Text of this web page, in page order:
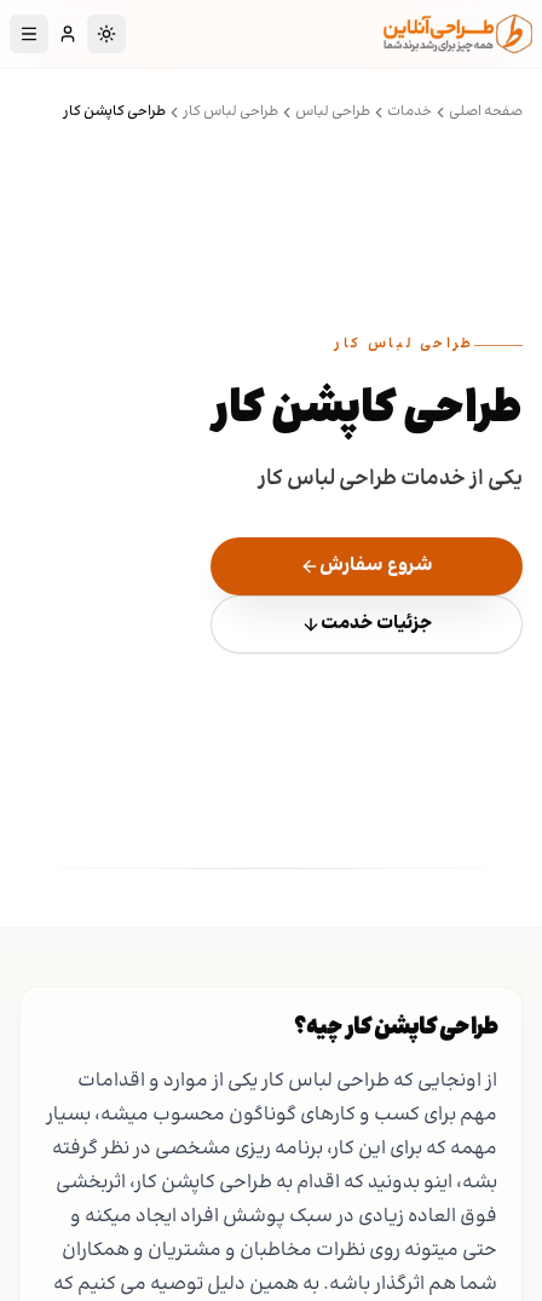
پرش به محتوای اصلی
تغییر به حالت
صفحه اصلی خدمات طراحی لباس طراحی لباس کار طراحی کاپشن کار
طراحی لباس کار
طراحی کاپشن کار
یکی از خدمات طراحی لباس کار
شروع سفارش
جزئیات خدمت
طراحی کاپشن کار چیه؟
از اونجایی که طراحی لباس کار یکی از موارد و اقدامات
مهم برای کسب و کارهای گوناگون محسوب میشه، بسیار
مهمه که برای این کار، برنامه ریزی مشخصی در نظر گرفته
بشه، اینو بدونید که اقدام به طراحی کاپشن کار، اثربخشی
فوق العاده زیادی در سبک پوشش افراد ایجاد میکنه و
حتی میتونه روی نظرات مخاطبان و مشتریان و همکاران
شما هم اثرگذار باشه. به همین دلیل توصیه می کنیم که